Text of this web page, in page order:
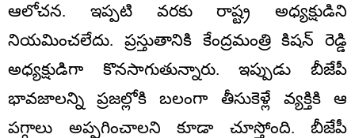
ఆలోచన. ఇప్పటి వరకు రాష్ట్ర అధ్యక్షుడిని
నియమించలేదు. ప్రస్తుతానికి కేంద్రమంత్రి కిషన్ రెడ్డి
అధ్యక్షుడిగా కొనసాగుతున్నారు. ఇప్పుడు బీజేపీ
భావజాలన్ని ప్రజల్లోకి బలంగా తీసుకెళ్లే వ్యక్తికి ఆ
పగ్గాలు అప్పగించాలని కూడా చూస్తోంది. బీజేపీ